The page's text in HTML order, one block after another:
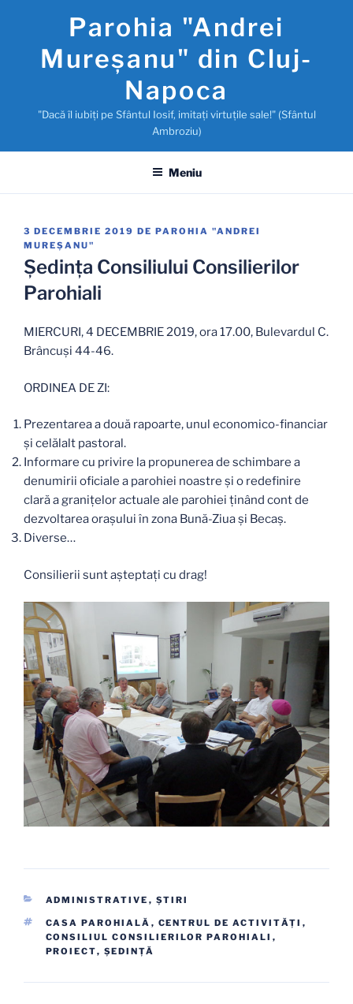
conținut
Parohia "Andrei
Mureşanu" din Cluj-
Napoca
"Dacă îl iubiţi pe Sfântul Iosif, imitaţi virtuţile sale!" (Sfântul
Ambroziu)
Meniu
PUBLICAT
PE
3 DECEMBRIE 2019 DE PAROHIA "ANDREI
MUREŞANU"
Şedința Consiliului Consilierilor
Parohiali
MIERCURI, 4 DECEMBRIE 2019, ora 17.00, Bulevardul C.
Brâncuși 44-46.
ORDINEA DE ZI:
Prezentarea a două rapoarte, unul economico-financiar
și celălalt pastoral.
Informare cu privire la propunerea de schimbare a
denumirii oficiale a parohiei noastre și o redefinire
clară a granițelor actuale ale parohiei ținând cont de
dezvoltarea orașului în zona Bună-Ziua și Becaș.
Diverse…
Consilierii sunt așteptați cu drag!
CATEGORII
ADMINISTRATIVE , ŞTIRI
ETICHETE
CASA PAROHIALĂ , CENTRUL DE ACTIVITĂȚI ,
CONSILIUL CONSILIERILOR PAROHIALI ,
PROIECT, ŞEDINŢĂ